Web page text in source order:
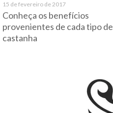
15 de fevereiro de 2017
Conheça os benefícios
provenientes de cada tipo de
castanha